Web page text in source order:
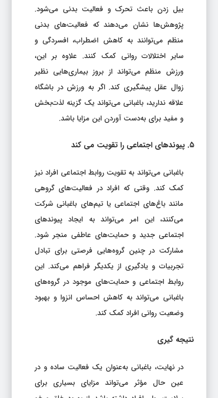
بیل زدن باعث تحرک و فعالیت بدنی می‌شود.
پژوهش‌ها نشان می‌دهند که فعالیت‌های بدنی
منظم می‌توانند به کاهش اضطراب، افسردگی و
سایر اختلالات روانی کمک کنند. علاوه بر این،
ورزش منظم می‌تواند از بروز بیماری‌هایی نظیر
زوال عقل پیشگیری کند. اگر به ورزش در باشگاه
علاقه ندارید، باغبانی می‌تواند یک گزینه لذت‌بخش
و مفید برای به‌دست آوردن این مزایا باشد.
۵. پیوندهای اجتماعی را تقویت می‌ کند
باغبانی می‌تواند به تقویت روابط اجتماعی افراد نیز
کمک کند. وقتی که افراد در فعالیت‌های گروهی
مانند باغ‌های اجتماعی یا تیم‌های باغبانی شرکت
می‌کنند، این امر می‌تواند به ایجاد پیوندهای
اجتماعی جدید و حمایت‌های عاطفی منجر شود.
مشارکت در چنین گروه‌هایی فرصتی برای تبادل
تجربیات و یادگیری از یکدیگر فراهم می‌کند. این
روابط اجتماعی و حمایت‌های موجود در گروه‌های
باغبانی می‌تواند به کاهش احساس انزوا و بهبود
وضعیت روانی افراد کمک کند.
نتیجه‌ گیری
در نهایت، باغبانی به‌عنوان یک فعالیت ساده و در
عین حال مؤثر می‌تواند مزایای بسیاری برای